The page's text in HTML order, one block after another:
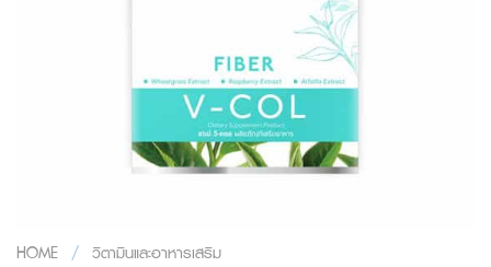
HOME / วิตามินและอาหารเสริม